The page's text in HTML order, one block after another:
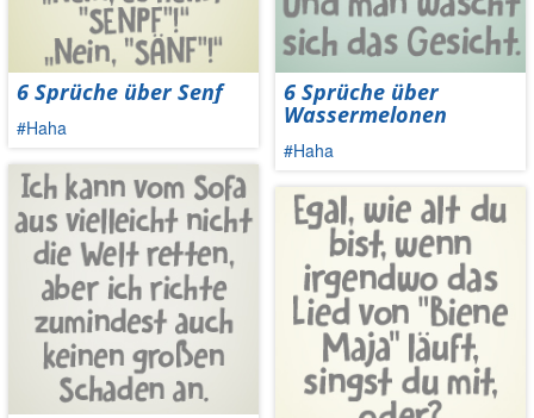
6 Sprüche über Senf
#Haha
6 Sprüche über
Wassermelonen
#Haha